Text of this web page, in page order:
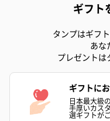
ギフト
タンプはギフ
あな
プレゼントは
ギフトに
日本最大級
手厚いカス
選ギフトが